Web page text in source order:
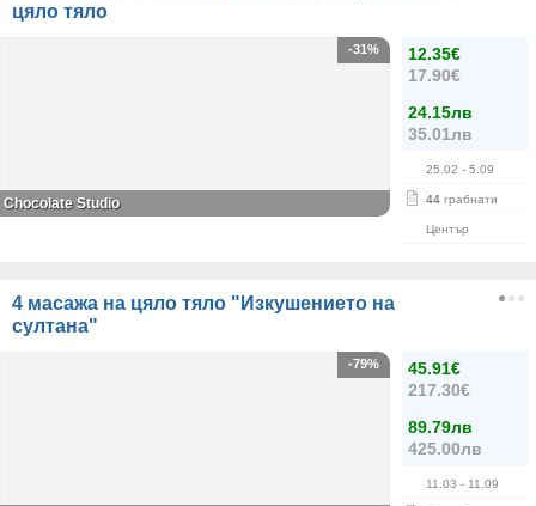
цяло тяло
12.35€
17.90€
24.15лв
35.01лв
25.02 - 5.09
44 грабнати
Център
-31%
Chocolate Studio
4 масажа на цяло тяло "Изкушението на
султана"
45.91€
217.30€
89.79лв
425.00лв
11.03 - 11.09
-79%